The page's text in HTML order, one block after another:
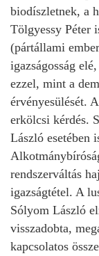
biodíszletnek, a
Tölgyessy Péter
(pártállami
igazságosság
ezzel, mint a
érvényesülését.
erkölcsi kérdés.
László esetében
rendszerváltás
igazságtétel. A
Sólyom László
visszadobta,
kapcsolatos